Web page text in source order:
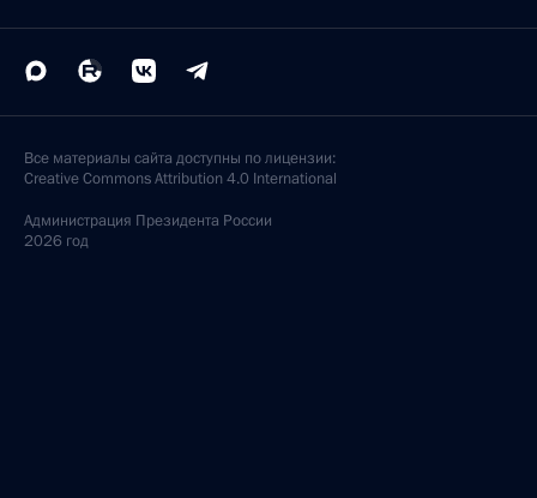
Все материалы сайта доступны по лицензии:
Creative Commons Attribution 4.0 International
Администрация Президента России
2026 год